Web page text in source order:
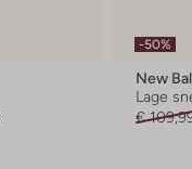
-50%
New
Lage
€